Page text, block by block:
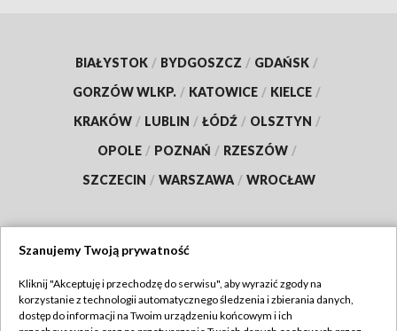
BIAŁYSTOK / BYDGOSZCZ / GDAŃSK /
GORZÓW WLKP. / KATOWICE / KIELCE /
KRAKÓW / LUBLIN / ŁÓDŹ / OLSZTYN /
OPOLE / POZNAŃ / RZESZÓW /
SZCZECIN / WARSZAWA / WROCŁAW
TVP
Szanujemy Twoją prywatność
Kliknij "Akceptuję i przechodzę do serwisu", aby wyrazić zgody na
korzystanie z technologii automatycznego śledzenia i zbierania danych,
dostęp do informacji na Twoim urządzeniu końcowym i ich